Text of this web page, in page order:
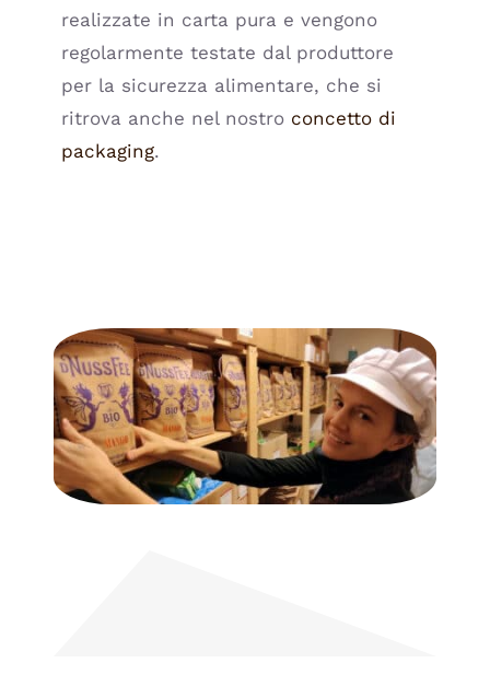
realizzate in carta pura e vengono
regolarmente testate dal produttore
per la sicurezza alimentare, che si
ritrova anche nel nostro concetto di
packaging.